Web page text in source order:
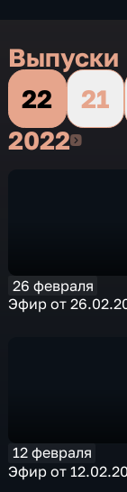
Выпуски
22
21
20222022
26 февраля
Эфир от
12 февраля
Эфир от